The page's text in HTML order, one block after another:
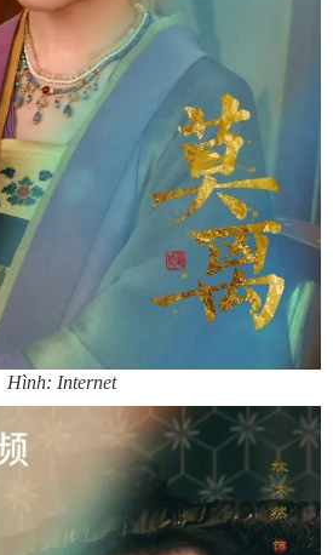
Hình: Internet